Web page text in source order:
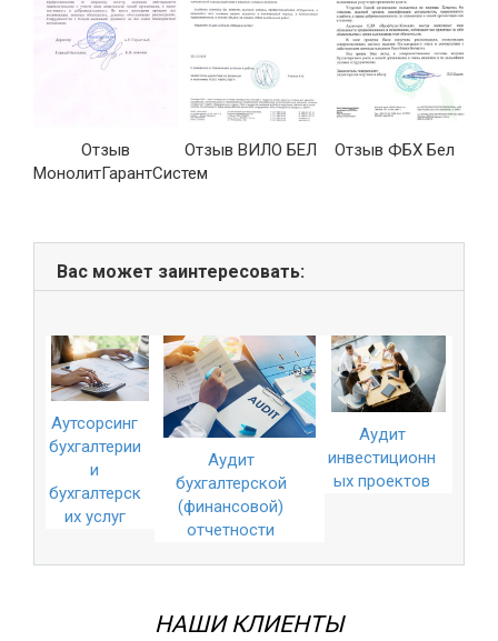
Отзыв
МонолитГарантСистем
Отзыв ВИЛО БЕЛ Отзыв ФБХ Бел
Вас может заинтересовать:
Аутсорсинг
бухгалтерии
и
бухгалтерск
их услуг
Аудит
бухгалтерской
(финансовой)
отчетности
Аудит
инвестиционн
ых проектов
НАШИ КЛИЕНТЫ